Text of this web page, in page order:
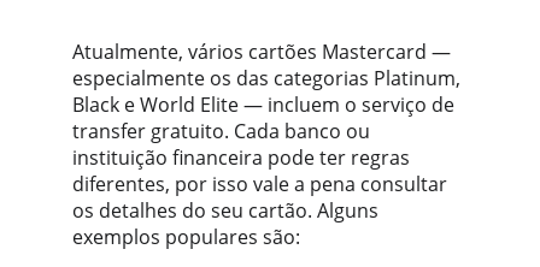
Atualmente, vários cartões Mastercard —
especialmente os das categorias Platinum,
Black e World Elite — incluem o serviço de
transfer gratuito. Cada banco ou
instituição financeira pode ter regras
diferentes, por isso vale a pena consultar
os detalhes do seu cartão. Alguns
exemplos populares são: